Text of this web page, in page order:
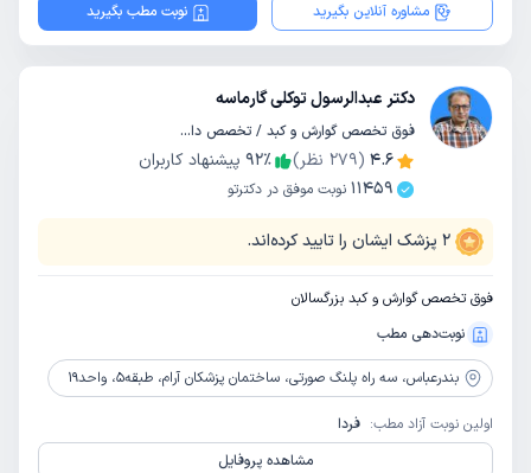
مشاوره آنلاین بگیرید نوبت مطب بگیرید
دکتر عبدالرسول توکلی گارماسه
فوق تخصص گوارش و کبد / تخصص داخلی
4.6
(
279 نظر) 92٪
پیشنهاد کاربران
11459 نوبت موفق در دکترتو
2 پزشک ایشان را تایید کرده‌اند.
فوق تخصص گوارش و کبد بزرگسالان
نوبت‌دهی مطب
بندرعباس، سه راه پلنگ صورتی، ساختمان پزشکان آرام، طبقه5، واحد19
اولین نوبت آزاد مطب: فردا
مشاهده پروفایل